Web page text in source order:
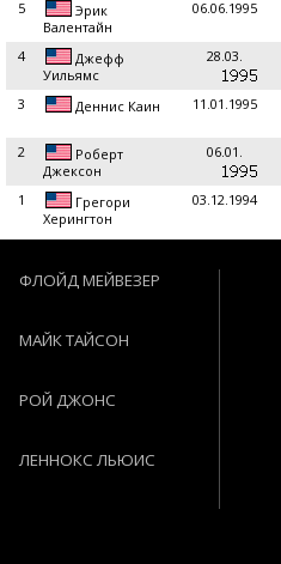
5
Эрик
Валентайн
06.06.1995
4
Джефф
Уильямс
28.03.
3 Деннис Каин 11.01.1995
2
Роберт
Джексон
06.01.
1
Грегори
Херингтон
03.12.1994
ФЛОЙД МЕЙВЕЗЕР
МАЙК ТАЙСОН
РОЙ ДЖОНС
ЛЕННОКС ЛЬЮИС